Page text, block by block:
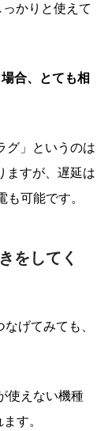
かりと使えて
合、とても相
グ」というのは
ますが、遅延は
可能です。
をしてく
げてみても、
使えない機種
す。